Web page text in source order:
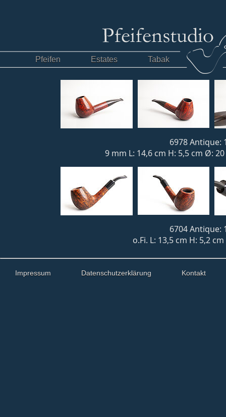
Pfeifen Estates Tabak
6978 Antique:
9 mm L: 14,6 cm H: 5,5 cm Ø:
6704 Antique:
o.Fi. L: 13,5 cm H: 5,2
Impressum Datenschutzerklärung Kontakt